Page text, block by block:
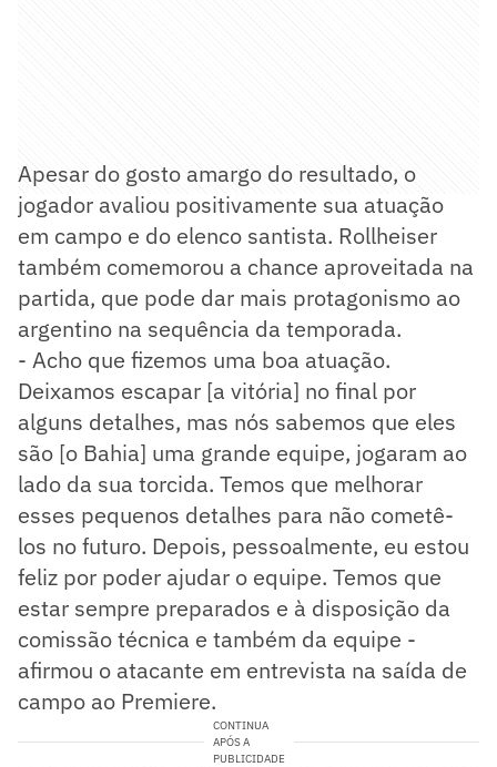
Apesar do gosto amargo do resultado, o
jogador avaliou positivamente sua atuação
em campo e do elenco santista. Rollheiser
também comemorou a chance aproveitada na
partida, que pode dar mais protagonismo ao
argentino na sequência da temporada.
- Acho que fizemos uma boa atuação.
Deixamos escapar [a vitória] no final por
alguns detalhes, mas nós sabemos que eles
são [o Bahia] uma grande equipe, jogaram ao
lado da sua torcida. Temos que melhorar
esses pequenos detalhes para não cometê-
los no futuro. Depois, pessoalmente, eu estou
feliz por poder ajudar o equipe. Temos que
estar sempre preparados e à disposição da
comissão técnica e também da equipe -
afirmou o atacante em entrevista na saída de
campo ao Premiere.
CONTINUA
APÓS A
PUBLICIDADE